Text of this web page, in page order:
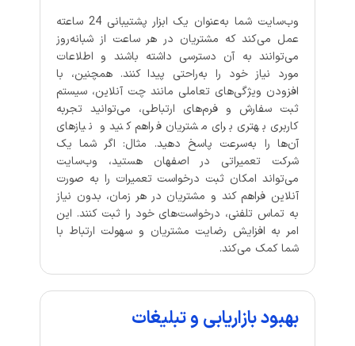
وب‌سایت شما به‌عنوان یک ابزار پشتیبانی 24 ساعته
عمل می‌کند که مشتریان در هر ساعت از شبانه‌روز
می‌توانند به آن دسترسی داشته باشند و اطلاعات
مورد نیاز خود را به‌راحتی پیدا کنند. همچنین، با
افزودن ویژگی‌های تعاملی مانند چت آنلاین، سیستم
ثبت سفارش و فرم‌های ارتباطی، می‌توانید تجربه
کاربری بهتری برای مشتریان فراهم کنید و نیازهای
آن‌ها را به‌سرعت پاسخ دهید. مثال: اگر شما یک
شرکت تعمیراتی در اصفهان هستید، وب‌سایت
می‌تواند امکان ثبت درخواست تعمیرات را به صورت
آنلاین فراهم کند و مشتریان در هر زمان، بدون نیاز
به تماس تلفنی، درخواست‌های خود را ثبت کنند. این
امر به افزایش رضایت مشتریان و سهولت ارتباط با
شما کمک می‌کند.
بهبود بازاریابی و تبلیغات